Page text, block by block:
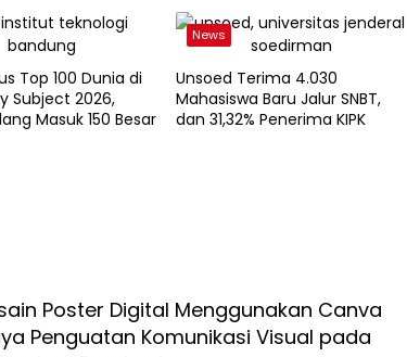
Top 100 Dunia di
Subject 2026,
Masuk 150 Besar
News
Unsoed Terima 4.030
Mahasiswa Baru Jalur SNBT,
dan 31,32% Penerima KIPK
Poster Digital Menggunakan Canva
Penguatan Komunikasi Visual pada